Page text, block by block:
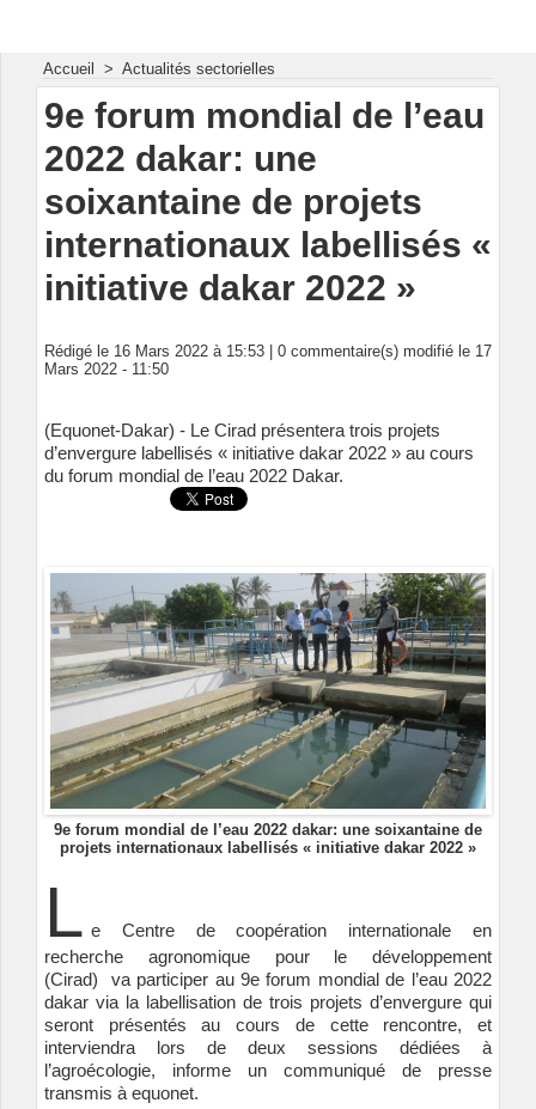
Accueil > Actualités sectorielles
9e forum mondial de l’eau
2022 dakar: une
soixantaine de projets
internationaux labellisés «
initiative dakar 2022 »
Rédigé le 16 Mars 2022 à 15:53 | 0 commentaire(s) modifié le 17
Mars 2022 - 11:50
(Equonet-Dakar) - Le Cirad présentera trois projets
d’envergure labellisés « initiative dakar 2022 » au cours
du forum mondial de l’eau 2022 Dakar.
9e forum mondial de l’eau 2022 dakar: une soixantaine de
projets internationaux labellisés « initiative dakar 2022 »
L e Centre de coopération internationale en
recherche agronomique pour le développement
(Cirad) va participer au 9e forum mondial de l’eau 2022
dakar via la labellisation de trois projets d’envergure qui
seront présentés au cours de cette rencontre, et
interviendra lors de deux sessions dédiées à
l’agroécologie, informe un communiqué de presse
transmis à equonet.